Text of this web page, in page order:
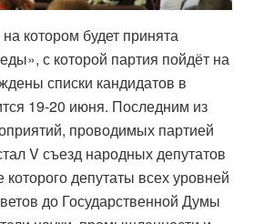
котором будет принята
с которой партия пойдёт на
списки кандидатов в
19-20 июня. Последним из
проводимых партией
V съезд народных депутатов
депутаты всех уровней
до Государственной Думы